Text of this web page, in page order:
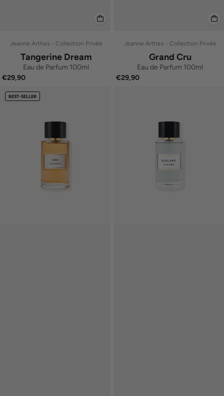
Jeanne Arthes - Collection Privée
Tangerine Dream
Eau de Parfum 100ml
€29,90
Jeanne Arthes - Collection Privée
Grand Cru
Eau de Parfum 100ml
€29,90
BEST-SELLER